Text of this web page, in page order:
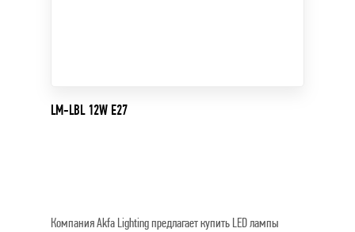
LM-LBL 12W E27
Компания Akfa Lighting предлагает купить LED лампы